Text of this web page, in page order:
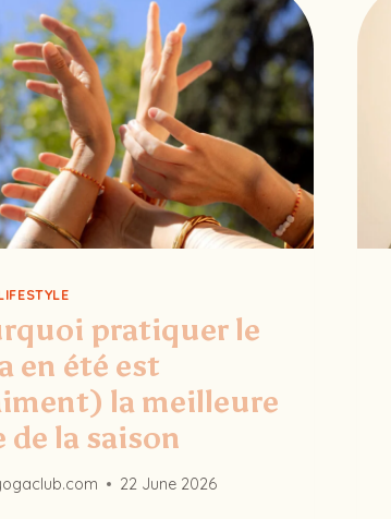
pratiquer le
en été est
la meilleure
de la saison
22 June 2026